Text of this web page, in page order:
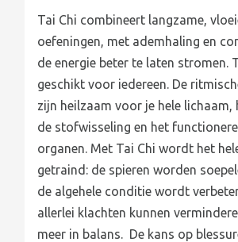
Tai Chi combineert langzame,
oefeningen, met ademhaling en
de energie beter te laten stromen.
geschikt voor iedereen. De
zijn heilzaam voor je hele
de stofwisseling en het
organen. Met Tai Chi wordt het
getraind: de spieren worden
de algehele conditie wordt
allerlei klachten kunnen
meer in balans. De kans op